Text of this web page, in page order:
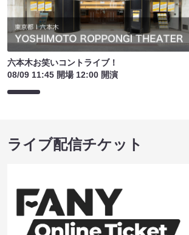
六本木お笑いコントライブ！
08/09 11:45 開場 12:00 開演
ライブ配信チケット